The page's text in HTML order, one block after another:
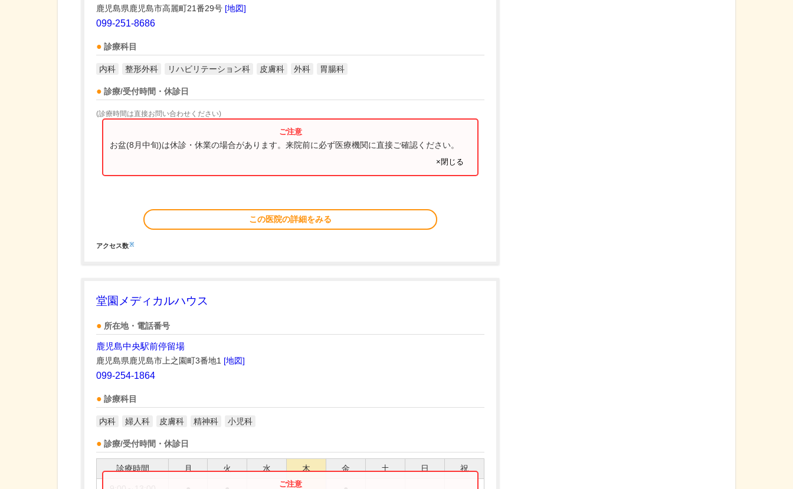
鹿児島県鹿児島市高麗町21番29号 [地図]
099-251-8686
診療科目
内科 整形外科 リハビリテーション科 皮膚科 外科 胃腸科
診療/受付時間・休診日
(診療時間は直接お問い合わせください)
お盆(8月中旬)は休診・休業の場合があります。来院前に必ず医療機関に直接ご確認ください。
×閉じる
この医院の詳細をみる
アクセス数※
堂園メディカルハウス
所在地・電話番号
鹿児島中央駅前停留場
鹿児島県鹿児島市上之園町3番地1 [地図]
099-254-1864
診療科目
内科 婦人科 皮膚科 精神科 小児科
診療/受付時間・休診日
診療時間 月 火 水 木 金 土 日 祝